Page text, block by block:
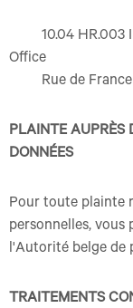
10.04 HR.003
Office
Rue de France
PLAINTE AUPRÈS
DONNÉES
Pour toute plainte
personnelles, vous
l'Autorité belge de
TRAITEMENTS